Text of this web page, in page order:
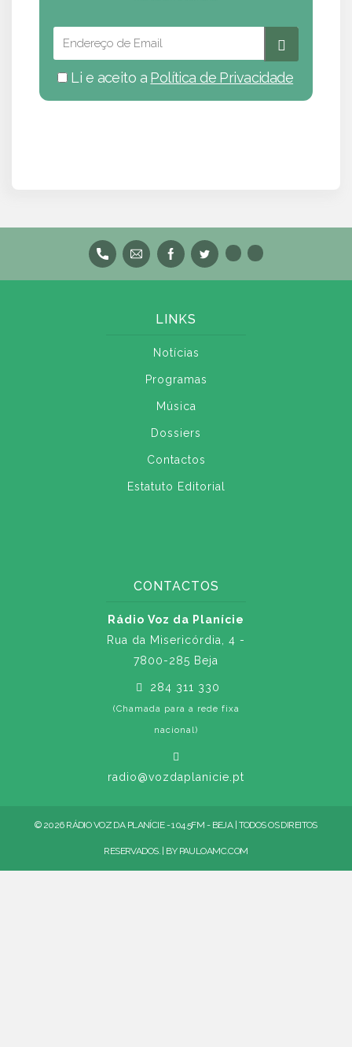
Li e aceito a Política de Privacidade
LINKS
Notícias
Programas
Música
Dossiers
Contactos
Estatuto Editorial
CONTACTOS
Rádio Voz da Planície
Rua da Misericórdia, 4 -
7800-285 Beja
284 311 330
(Chamada para a rede fixa
nacional)
radio@vozdaplanicie.pt
© 2026 RÁDIO VOZ DA PLANÍCIE - 104.5FM - BEJA | TODOS OS DIREITOS
RESERVADOS. | BY PAULOAMC.COM